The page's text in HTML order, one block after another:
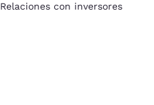
Relaciones con inversores